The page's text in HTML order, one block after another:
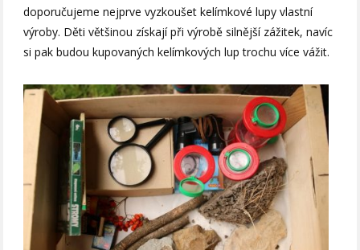
doporučujeme nejprve vyzkoušet kelímkové lupy vlastní
výroby. Děti většinou získají při výrobě silnější zážitek, navíc
si pak budou kupovaných kelímkových lup trochu více vážit.